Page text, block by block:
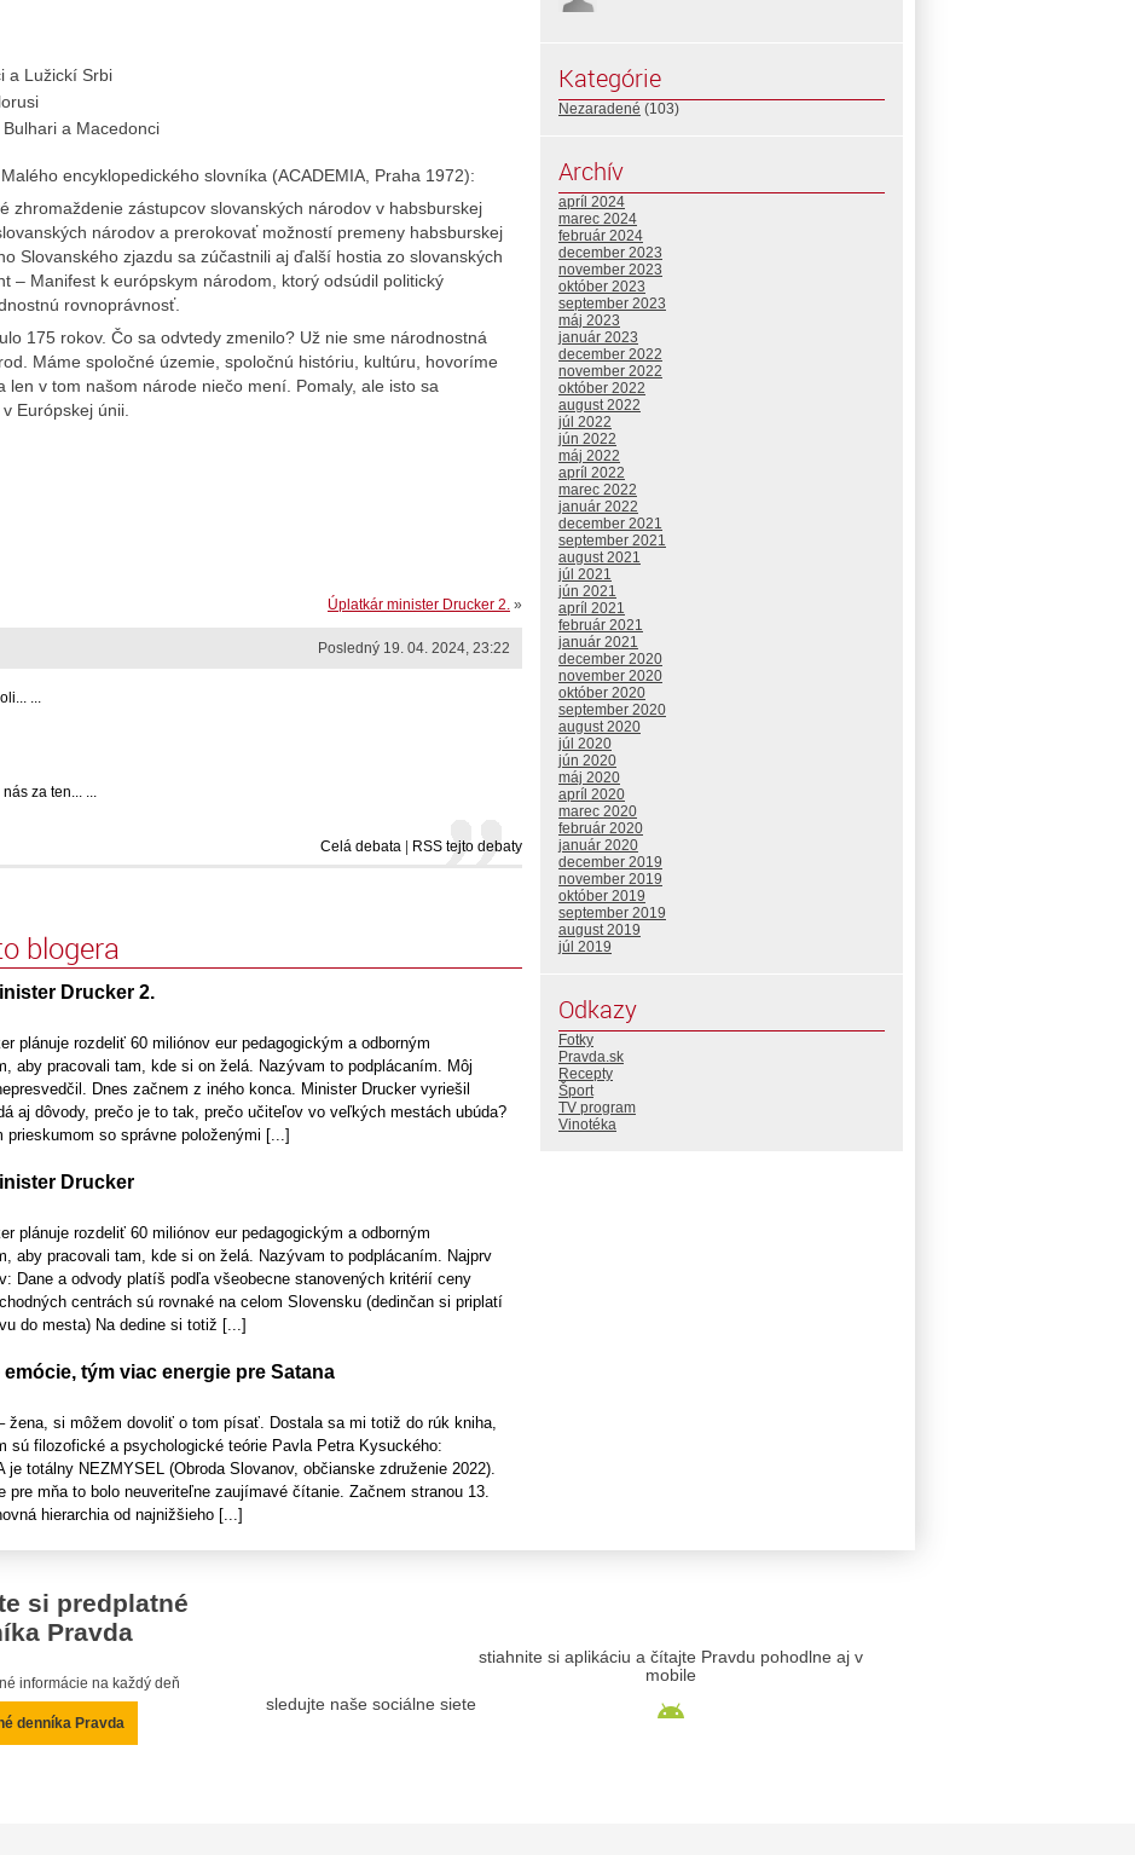
a Lužickí Srbi
a Macedonci
encyklopedického slovníka (ACADEMIA, Praha 1972):
zhromaždenie zástupcov slovanských národov v habsburskej
národov a prerokovať možností premeny habsburskej
Slovanského zjazdu sa zúčastnili aj ďalší hostia zo slovanských
– Manifest k európskym národom, ktorý odsúdil politický
rovnoprávnosť.
175 rokov. Čo sa odvtedy zmenilo? Už nie sme národnostná
Máme spoločné územie, spoločnú históriu, kultúru, hovoríme
len v tom našom národe niečo mení. Pomaly, ale isto sa
Európskej únii.
Úplatkár minister Drucker 2. »
Posledný 19. 04. 2024, 23:22
...
za ten... ...
Celá debata RSS tejto debaty
blogera
Drucker 2.
plánuje rozdeliť 60 miliónov eur pedagogickým a odborným
aby pracovali tam, kde si on želá. Nazývam to podplácaním. Môj
Dnes začnem z iného konca. Minister Drucker vyriešil
aj dôvody, prečo je to tak, prečo učiteľov vo veľkých mestách ubúda?
prieskumom so správne položenými [...]
Drucker
plánuje rozdeliť 60 miliónov eur pedagogickým a odborným
aby pracovali tam, kde si on želá. Nazývam to podplácaním. Najprv
Dane a odvody platíš podľa všeobecne stanovených kritérií ceny
centrách sú rovnaké na celom Slovensku (dedinčan si priplatí
do mesta) Na dedine si totiž [...]
tým viac energie pre Satana
žena, si môžem dovoliť o tom písať. Dostala sa mi totiž do rúk kniha,
sú filozofické a psychologické teórie Pavla Petra Kysuckého:
je totálny NEZMYSEL (Obroda Slovanov, občianske združenie 2022).
pre mňa to bolo neuveriteľne zaujímavé čítanie. Začnem stranou 13.
hierarchia od najnižšieho [...]
Kategórie
Nezaradené (103)
Archív
apríl 2024
marec 2024
február 2024
december 2023
november 2023
október 2023
september 2023
máj 2023
január 2023
december 2022
november 2022
október 2022
august 2022
júl 2022
jún 2022
máj 2022
apríl 2022
marec 2022
január 2022
december 2021
september 2021
august 2021
júl 2021
jún 2021
apríl 2021
február 2021
január 2021
december 2020
november 2020
október 2020
september 2020
august 2020
júl 2020
jún 2020
máj 2020
apríl 2020
marec 2020
február 2020
január 2020
december 2019
november 2019
október 2019
september 2019
august 2019
júl 2019
Odkazy
Fotky
Pravda.sk
Recepty
Šport
TV program
Vinotéka
si predplatné
Pravda
informácie na každý deň
denníka Pravda
sledujte naše sociálne siete
stiahnite si aplikáciu a čítajte Pravdu pohodlne aj v
mobile